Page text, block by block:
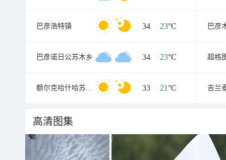
巴彦浩特镇 34 / 23°C 巴彦
巴彦诺日公苏木乡 34 / 23°C 超格
额尔克哈什哈苏木乡 33 / 21°C 吉兰
高清图集